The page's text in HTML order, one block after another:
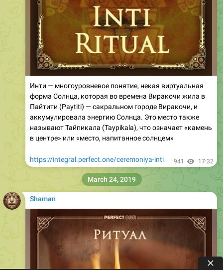
Инти — многоуровневое понятие, некая виртуальная
форма Солнца, которая во времена Виракочи жила в
Пайтити (Paytiti) — сакральном городе Виракочи, и
аккумулировала энергию Солнца. Это место также
называют Тайпикала (Taypikala), что означает «камень
в центре» или «место, напитанное солнцем»
https://integral.perfect.one/ceremoniya-inti 941 17:32
Shaman
March 24, 2019